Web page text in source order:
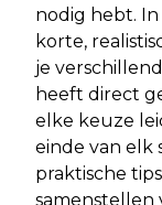
nodig hebt.
korte,
je
heeft direct
elke keuze
einde van elk
praktische
samenstellen